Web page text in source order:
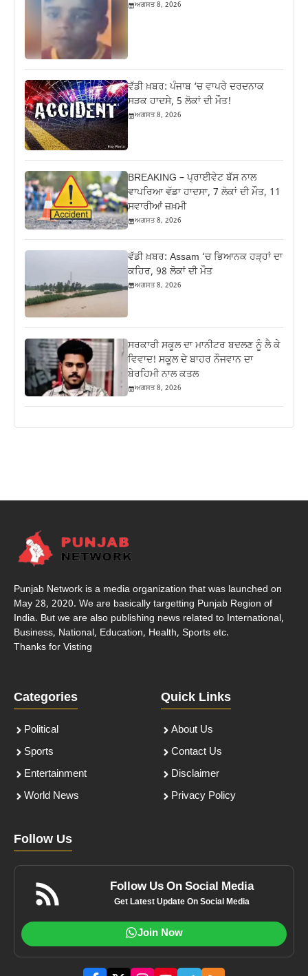
ਅਗਸਤ 8, 2026
ਵੱਡੀ ਖ਼ਬਰ: ਪੰਜਾਬ ‘ਚ ਵਾਪਰੇ ਦਰਦਨਾਕ
ਸੜਕ ਹਾਦਸੇ, 5 ਲੋਕਾਂ ਦੀ ਮੌਤ!
ਅਗਸਤ 8, 2026
BREAKING – ਪ੍ਰਾਈਵੇਟ ਬੱਸ ਨਾਲ
ਵਾਪਰਿਆ ਵੱਡਾ ਹਾਦਸਾ, 7 ਲੋਕਾਂ ਦੀ ਮੌਤ, 11
ਸਵਾਰੀਆਂ ਜ਼ਖ਼ਮੀ
ਅਗਸਤ 8, 2026
ਵੱਡੀ ਖ਼ਬਰ: Assam ‘ਚ ਭਿਆਨਕ ਹੜ੍ਹਾਂ ਦਾ
ਕਹਿਰ, 98 ਲੋਕਾਂ ਦੀ ਮੌਤ
ਅਗਸਤ 8, 2026
ਸਰਕਾਰੀ ਸਕੂਲ ਦਾ ਮਾਨੀਟਰ ਬਦਲਣ ਨੂੰ ਲੈ ਕੇ
ਵਿਵਾਦ! ਸਕੂਲ ਦੇ ਬਾਹਰ ਨੌਜਵਾਨ ਦਾ
ਬੇਰਹਿਮੀ ਨਾਲ ਕਤਲ
ਅਗਸਤ 8, 2026
Punjab Network is a media organization that was launched on
May 28, 2020. We are basically targetting Punjab Region of
India. But we are also publishing news related to International,
Business, National, Education, Health, Sports etc.
Thanks for Visting
Categories
Political
Sports
Entertainment
World News
Quick Links
About Us
Contact Us
Disclaimer
Privacy Policy
Follow Us
Follow Us On Social Media
Get Latest Update On Social Media
Join Now